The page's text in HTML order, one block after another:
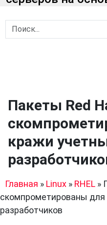
Пакеты Red
кражи
Главная » Linux » RHEL »
скомпрометированы
разработчиков